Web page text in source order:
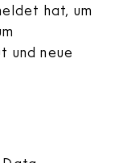
hat, um
und neue